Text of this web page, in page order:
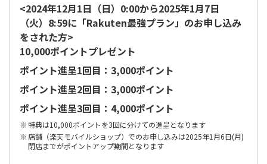
<2024年12月1日（日）0:00から2025年1月7日
（火）8:59に「Rakuten最強プラン」のお申し込み
をされた方>
10,000ポイントプレゼント
ポイント進呈1回目：3,000ポイント
ポイント進呈2回目：3,000ポイント
ポイント進呈3回目：4,000ポイント
特典は10,000ポイントを3回に分けての進呈となります
店舗（楽天モバイルショップ）でのお申し込みは2025年1月6日(月)
閉店までがポイントアップ期間となります